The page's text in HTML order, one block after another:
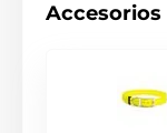
Indicación
ruta en el